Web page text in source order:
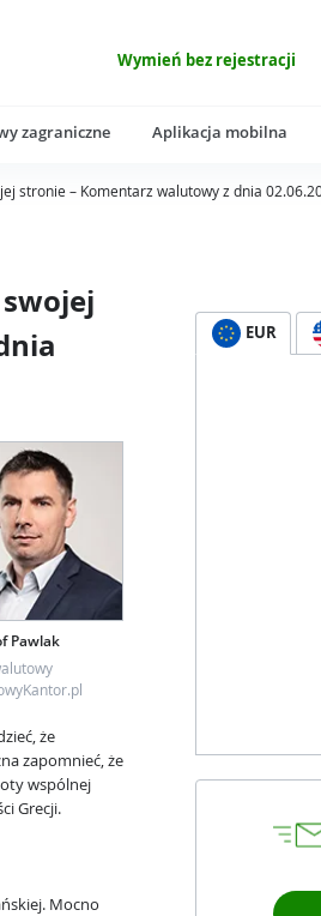
Wymień bez rejestracji
zagraniczne Aplikacja mobilna
stronie – Komentarz walutowy z dnia
Pawlak
że
zapomnieć, że
wspólnej
Grecji.
Mocno
EUR